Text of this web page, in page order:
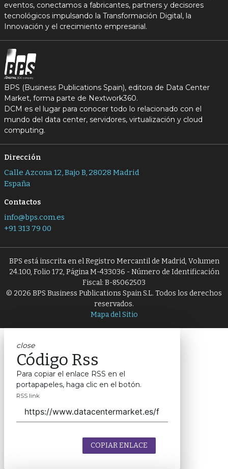
eventos, conectamos a fabricantes, partners y decisores
tecnológicos impulsando la Transformación Digital, la
Innovación y el crecimiento empresarial.
BPS (Business Publications Spain), editora de Data Center
Market, forma parte de Nextwork360.
DCM es el lugar para conocer todo lo relacionado con el
mundo del data center, servidores, virtualización y cloud
computing.
Dirección
Calle Azcona 12, Bajo B, 28028 Madrid
España
Contactos
info@bps.com.es
+91 313 79 00
BPS está inscrita en el Registro Mercantil de Madrid, Volumen
24.100, Folio 172, Página M-433036 - Número de Identificación
Fiscal: B-85062503
© 2026 BPS Business Publications Spain S.L. Todos los derechos
reservados.
Mapa del Sitio
close
Código Rss
Para copiar el enlace RSS en el
portapapeles, haga clic en el botón.
RSS link
COPIAR ENLACE